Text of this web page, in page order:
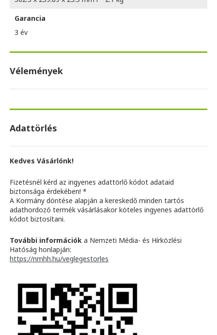
Garancia
3 év
Vélemények
Adattörlés
Kedves Vásárlónk!
Fizetésnél kérd az ingyenes adattörlő kódot adataid
biztonsága érdekében! *
A Kormány döntése alapján a kereskedő minden tartós
adathordozó termék vásárlásakor köteles ingyenes adattörlő
kódot biztosítani.
További információk a Nemzeti Média- és Hírközlési
Hatóság honlapján:
https://nmhh.hu/veglegestorles